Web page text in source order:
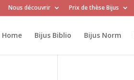
Nous découvrir Prix de thèse Bijus
Home Bijus Biblio Bijus Norm